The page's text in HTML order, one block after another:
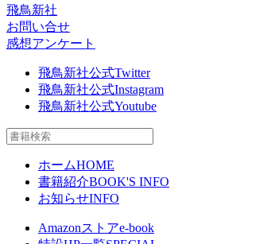
飛鳥新社
お問い合せ
感想アンケート
飛鳥新社公式Twitter
飛鳥新社公式Instagram
飛鳥新社公式Youtube
ホームHOME
書籍紹介BOOK'S INFO
お知らせINFO
Amazonストアe-book